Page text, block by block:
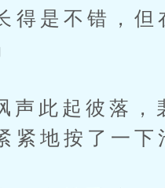
得是不错，
起彼落，裴
紧地按了一下